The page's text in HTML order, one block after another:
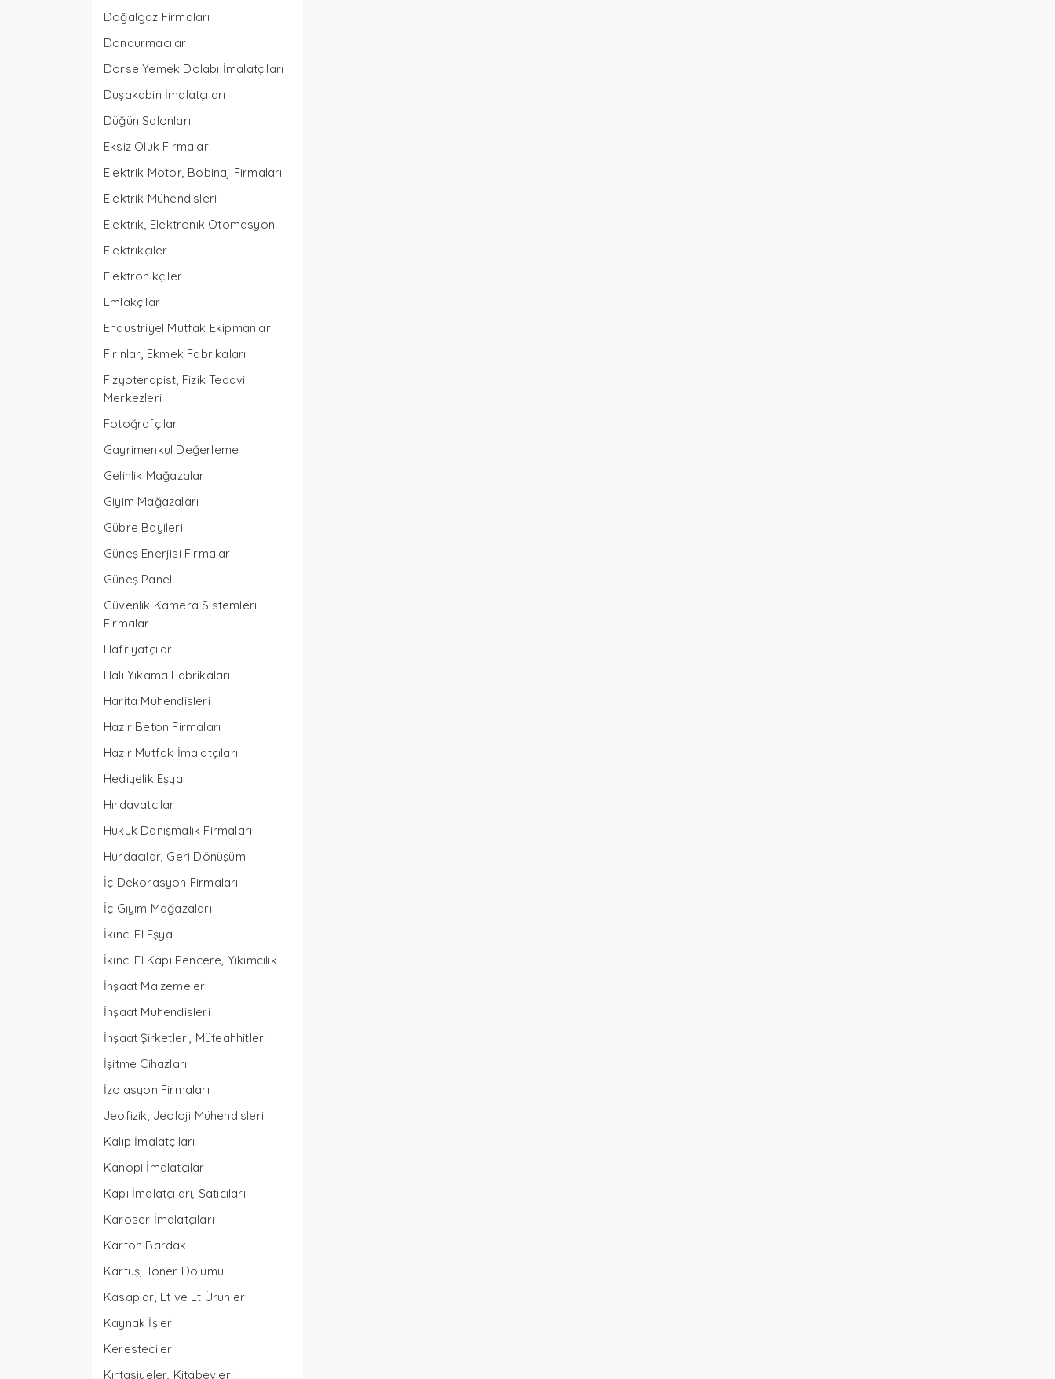
Doğalgaz Firmaları
Dondurmacılar
Dorse Yemek Dolabı İmalatçıları
Duşakabin İmalatçıları
Düğün Salonları
Eksiz Oluk Firmaları
Elektrik Motor, Bobinaj Firmaları
Elektrik Mühendisleri
Elektrik, Elektronik Otomasyon
Elektrikçiler
Elektronikçiler
Emlakçılar
Endüstriyel Mutfak Ekipmanları
Fırınlar, Ekmek Fabrikaları
Fizyoterapist, Fizik Tedavi
Merkezleri
Fotoğrafçılar
Gayrimenkul Değerleme
Gelinlik Mağazaları
Giyim Mağazaları
Gübre Bayileri
Güneş Enerjisi Firmaları
Güneş Paneli
Güvenlik Kamera Sistemleri
Firmaları
Hafriyatçılar
Halı Yıkama Fabrikaları
Harita Mühendisleri
Hazır Beton Firmaları
Hazır Mutfak İmalatçıları
Hediyelik Eşya
Hırdavatçılar
Hukuk Danışmalık Firmaları
Hurdacılar, Geri Dönüşüm
İç Dekorasyon Firmaları
İç Giyim Mağazaları
İkinci El Eşya
İkinci El Kapı Pencere, Yıkımcılık
İnşaat Malzemeleri
İnşaat Mühendisleri
İnşaat Şirketleri, Müteahhitleri
İşitme Cihazları
İzolasyon Firmaları
Jeofizik, Jeoloji Mühendisleri
Kalıp İmalatçıları
Kanopi İmalatçıları
Kapı İmalatçıları, Satıcıları
Karoser İmalatçıları
Karton Bardak
Kartuş, Toner Dolumu
Kasaplar, Et ve Et Ürünleri
Kaynak İşleri
Keresteciler
Kırtasiyeler, Kitabevleri